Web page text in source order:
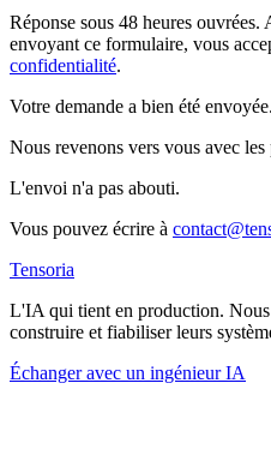
Réponse sous 48 heures ouvrées.
envoyant ce formulaire, vous
confidentialité.
Votre demande a bien été envoyée.
Nous revenons vers vous avec les
L'envoi n'a pas abouti.
Vous pouvez écrire à
Tensoria
L'IA qui tient en production. Nous
construire et fiabiliser leurs
Échanger avec un ingénieur IA